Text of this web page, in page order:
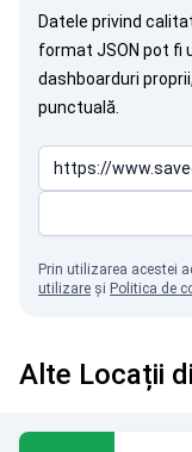
Datele privind
format JSON pot fi
dashboarduri
punctuală.
Prin utilizarea acestei
utilizare și Politica de
Alte Locații